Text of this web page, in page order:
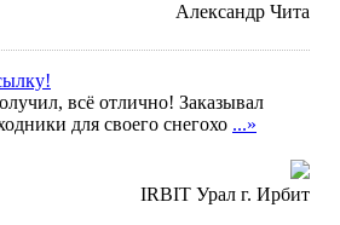
Александр Чита
всё отлично! Заказывал
для своего снегохо ...»
IRBIT Урал г. Ирбит